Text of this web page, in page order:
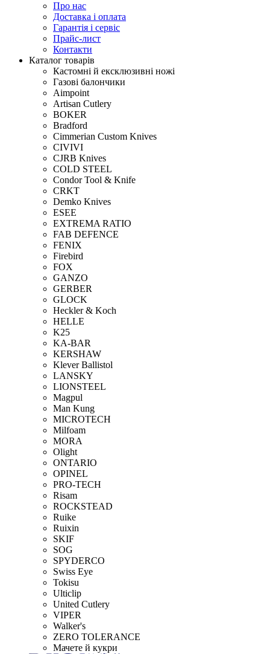
Про нас
Доставка і оплата
Гарантія і сервіс
Прайс-лист
Контакти
Каталог товарів
Кастомні й ексклюзивні ножі
Газові балончики
Aimpoint
Artisan Cutlery
BOKER
Bradford
Cimmerian Custom Knives
CIVIVI
CJRB Knives
COLD STEEL
Condor Tool & Knife
CRKT
Demko Knives
ESEE
EXTREMA RATIO
FAB DEFENCE
FENIX
Firebird
FOX
GANZO
GERBER
GLOCK
Heckler & Koch
HELLE
K25
KA-BAR
KERSHAW
Klever Ballistol
LANSKY
LIONSTEEL
Magpul
Man Kung
MICROTECH
Milfoam
MORA
Olight
ONTARIO
OPINEL
PRO-TECH
Risam
ROCKSTEAD
Ruike
Ruixin
SKIF
SOG
SPYDERCO
Swiss Eye
Tokisu
Ulticlip
United Cutlery
VIPER
Walker's
ZERO TOLERANCE
Мачете й кукри